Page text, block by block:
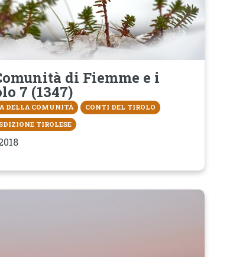
di Fiemme e i
7 (1347)
DELLA COMUNITÀ
CONTI DEL TIROLO
TIROLESE